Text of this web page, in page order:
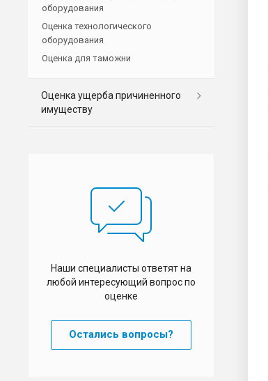
оборудования
Оценка технологического
оборудования
Оценка для таможни
Оценка ущерба причиненного
имуществу
Наши специалисты ответят на
любой интересующий вопрос по
оценке
Остались вопросы?